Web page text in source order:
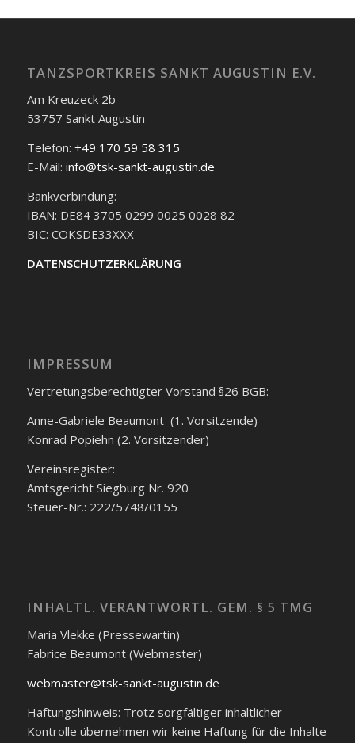
TANZSPORTKREIS SANKT AUGUSTIN E.V.
Am Kreuzeck 2b
53757 Sankt Augustin
Telefon: +49 170 59 58 315
E-Mail: info@tsk-sankt-augustin.de
Bankverbindung:
IBAN: DE84 3705 0299 0025 0028 82
BIC: COKSDE33XXX
DATENSCHUTZERKLÄRUNG
IMPRESSUM
Vertretungsberechtigter Vorstand §26 BGB:
Anne-Gabriele Beaumont (1. Vorsitzende)
Konrad Popiehn (2. Vorsitzender)
Vereinsregister:
Amtsgericht Siegburg Nr. 920
Steuer-Nr.: 222/5748/0155
INHALTL. VERANTWORTL. GEM. § 5 TMG
Maria Vlekke (Pressewartin)
Fabrice Beaumont (Webmaster)
webmaster@tsk-sankt-augustin.de
Haftungshinweis: Trotz sorgfältiger inhaltlicher
Kontrolle übernehmen wir keine Haftung für die Inhalte